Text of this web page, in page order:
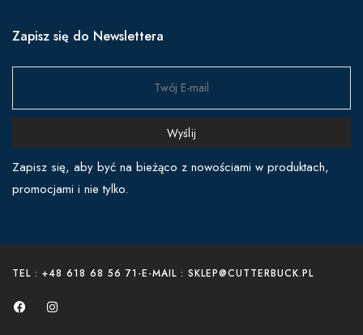
Zapisz się do Newslettera
Wyślij
Zapisz się, aby być na bieżąco z nowościami w produktach,
promocjami i nie tylko.
TEL : +48 618 68 56 71 -E-MAIL : SKLEP@CUTTERBUCK.PL